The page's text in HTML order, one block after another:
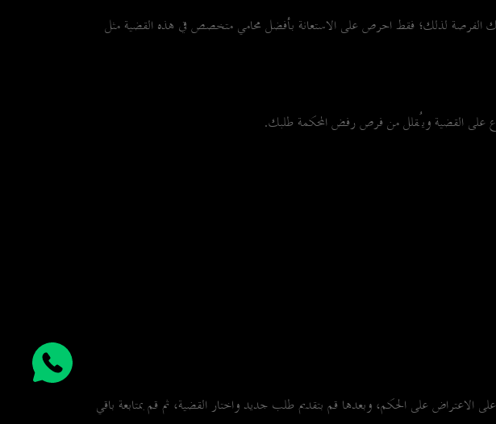
الفرصة لذلك؛ فقط احرص على الاستعانة بأفضل محامي متخصص في هذه القضية مثل
على القضية ويُقلل من فرص رفض المحكمة طلبك.
على الحكم، وبعدها قم بتقديم طلب جديد واختار القضية، ثم قم بمتابعة باقي